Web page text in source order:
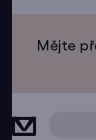
Mějte